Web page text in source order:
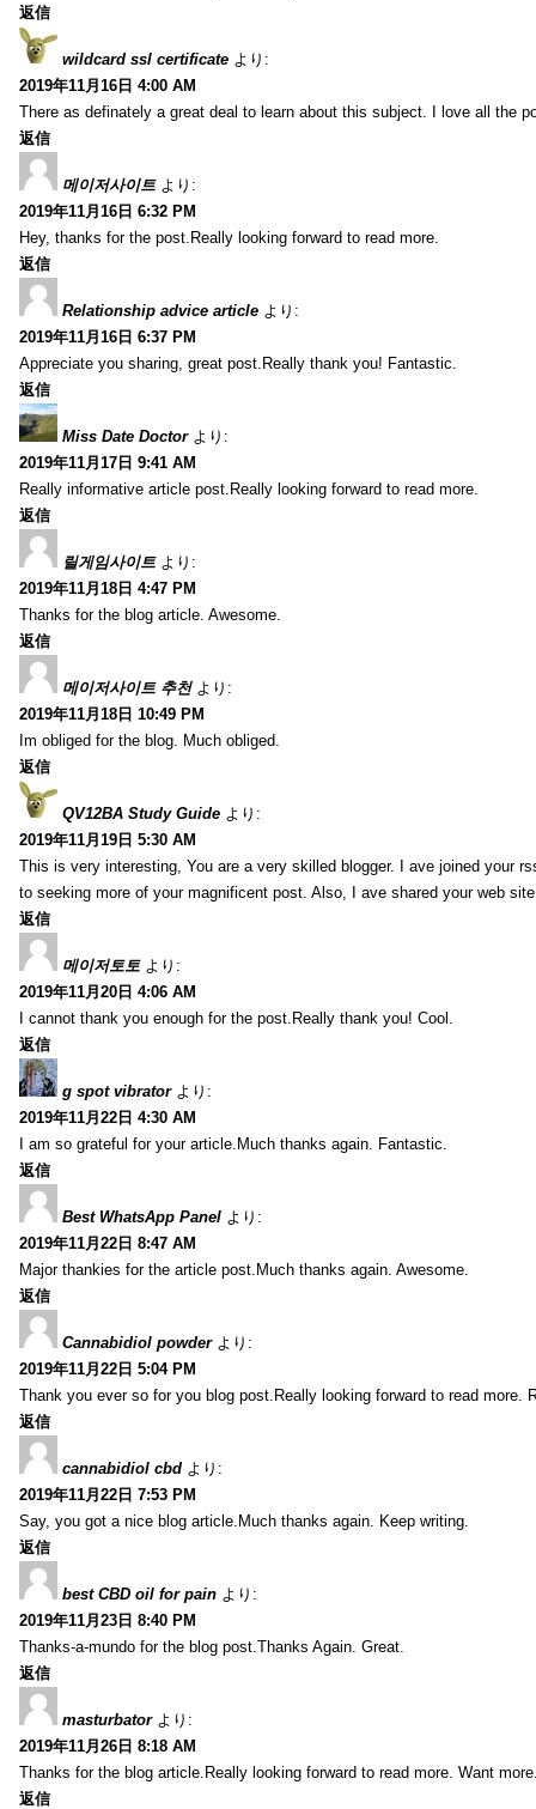
返信
wildcard ssl certificate より:
2019年11月16日 4:00 AM
There as definately a great deal to learn about this subject. I love all the
返信
메이저사이트 より:
2019年11月16日 6:32 PM
Hey, thanks for the post.Really looking forward to read more.
返信
Relationship advice article より:
2019年11月16日 6:37 PM
Appreciate you sharing, great post.Really thank you! Fantastic.
返信
Miss Date Doctor より:
2019年11月17日 9:41 AM
Really informative article post.Really looking forward to read more.
返信
릴게임사이트 より:
2019年11月18日 4:47 PM
Thanks for the blog article. Awesome.
返信
메이저사이트 추천 より:
2019年11月18日 10:49 PM
Im obliged for the blog. Much obliged.
返信
QV12BA Study Guide より:
2019年11月19日 5:30 AM
This is very interesting, You are a very skilled blogger. I ave joined your
to seeking more of your magnificent post. Also, I ave shared your web
返信
메이저토토 より:
2019年11月20日 4:06 AM
I cannot thank you enough for the post.Really thank you! Cool.
返信
g spot vibrator より:
2019年11月22日 4:30 AM
I am so grateful for your article.Much thanks again. Fantastic.
返信
Best WhatsApp Panel より:
2019年11月22日 8:47 AM
Major thankies for the article post.Much thanks again. Awesome.
返信
Cannabidiol powder より:
2019年11月22日 5:04 PM
Thank you ever so for you blog post.Really looking forward to read more.
返信
cannabidiol cbd より:
2019年11月22日 7:53 PM
Say, you got a nice blog article.Much thanks again. Keep writing.
返信
best CBD oil for pain より:
2019年11月23日 8:40 PM
Thanks-a-mundo for the blog post.Thanks Again. Great.
返信
masturbator より:
2019年11月26日 8:18 AM
Thanks for the blog article.Really looking forward to read more. Want
返信